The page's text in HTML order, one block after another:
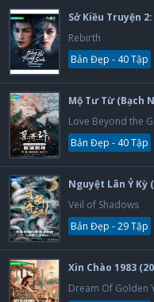
Sở Kiều Truyện 2:
Rebirth
Bản Đẹp - 40 Tập
Mộ Tư Từ (Bạch
Love Beyond the
Bản Đẹp - 40 Tập
Nguyệt Lân Ỷ Kỳ
Veil of Shadows
Bản Đẹp - 29 Tập
Xin Chào 1983
Dream Of Golden